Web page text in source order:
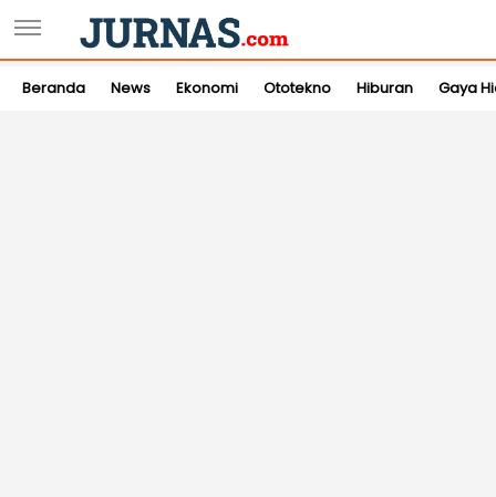
Beranda News Ekonomi Ototekno Hiburan Gaya